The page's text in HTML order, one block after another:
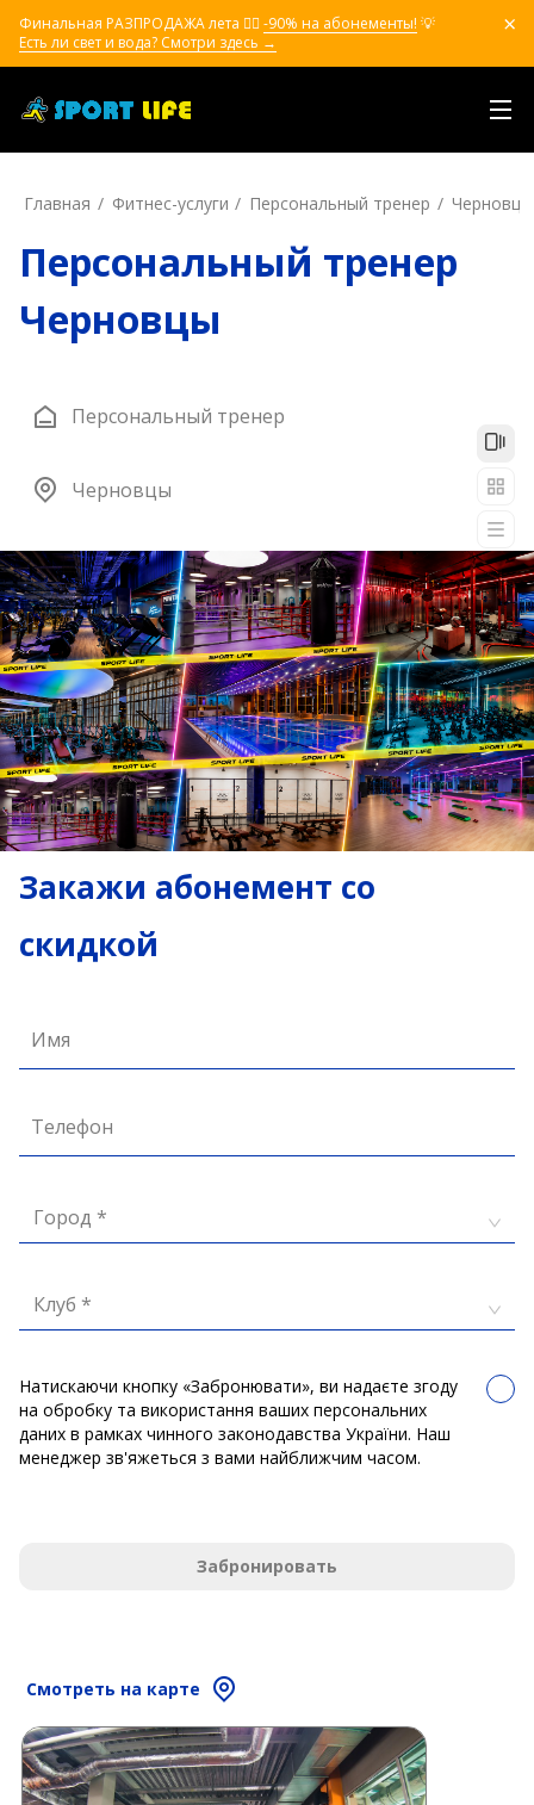
Финальная РАЗПРОДАЖА лета ❤️‍🔥 -90% на абонементы! 💡
Есть ли свет и вода? Смотри здесь →
Главная Фитнес-услуги Персональный тренер Черновцы
Персональный тренер
Черновцы
Персональный тренер
Черновцы
Закажи абонемент со
скидкой
Имя
Телефон
Город *
Клуб *
Натискаючи кнопку «Забронювати», ви надаєте згоду
на обробку та використання ваших персональних
даних в рамках чинного законодавства України. Наш
менеджер зв'яжеться з вами найближчим часом.
Забронировать
Смотреть на карте